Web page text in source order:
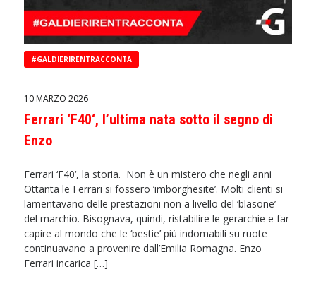
#GALDIERIRENTRACCONTA
10 MARZO 2026
Ferrari ‘F40‘, l’ultima nata sotto il segno di
Enzo
Ferrari ‘F40‘, la storia. Non è un mistero che negli anni
Ottanta le Ferrari si fossero ‘imborghesite’. Molti clienti si
lamentavano delle prestazioni non a livello del ‘blasone’
del marchio. Bisognava, quindi, ristabilire le gerarchie e far
capire al mondo che le ‘bestie’ più indomabili su ruote
continuavano a provenire dall’Emilia Romagna. Enzo
Ferrari incarica […]